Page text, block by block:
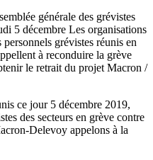
générale des grévistes
5 décembre Les organisations
grévistes réunis en
à reconduire la grève
le retrait du projet Macron /
ce jour 5 décembre 2019,
des secteurs en grève contre
Delevoy appelons à la